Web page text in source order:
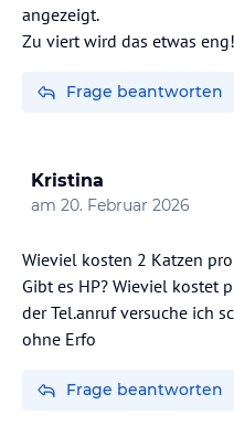
angezeigt.
Zu viert wird das etwas eng!
Frage beantworten
Kristina
am 20. Februar 2026
Wieviel kosten 2 Katzen
Gibt es HP? Wieviel kostet
der Tel.anruf versuche ich
ohne Erfo
Frage beantworten